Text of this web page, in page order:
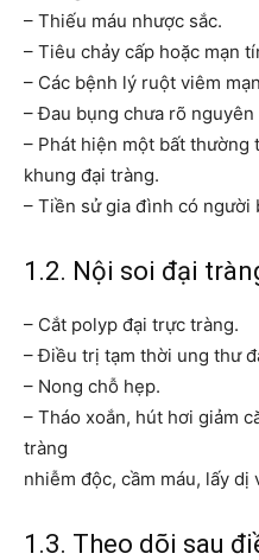
– Thiếu máu nhược sắc.
– Tiêu chảy cấp hoặc mạn
– Các bệnh lý ruột viêm
– Đau bụng chưa rõ nguyên
– Phát hiện một bất thường
khung đại tràng.
– Tiền sử gia đình có người
1.2. Nội soi đại
– Cắt polyp đại trực tràng.
– Điều trị tạm thời ung thư
– Nong chỗ hẹp.
– Tháo xoắn, hút hơi giảm
tràng
nhiễm độc, cầm máu, lấy dị
1.3. Theo dõi sau